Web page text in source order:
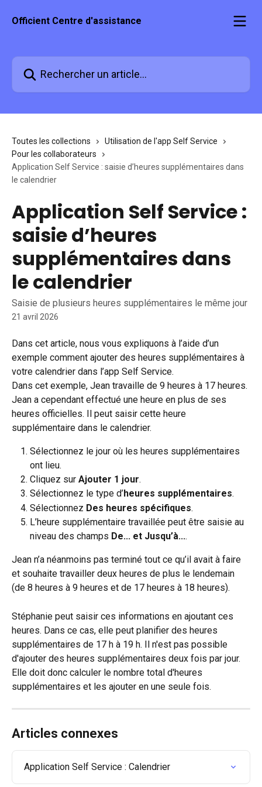
Officient Centre d'assistance
Rechercher un article...
Toutes les collections
Utilisation de l'app Self Service
Pour les collaborateurs
Application Self Service : saisie d’heures supplémentaires dans
le calendrier
Application Self Service :
saisie d’heures
supplémentaires dans
le calendrier
Saisie de plusieurs heures supplémentaires le même jour
21 avril 2026
Dans cet article, nous vous expliquons à l’aide d’un
exemple comment ajouter des heures supplémentaires à
votre calendrier dans l’app Self Service.
Dans cet exemple, Jean travaille de 9 heures à 17 heures.
Jean a cependant effectué une heure en plus de ses
heures officielles. Il peut saisir cette heure
supplémentaire dans le calendrier.
Sélectionnez le jour où les heures supplémentaires
ont lieu.
Cliquez sur Ajouter 1 jour.
Sélectionnez le type d’heures supplémentaires.
Sélectionnez Des heures spécifiques.
L’heure supplémentaire travaillée peut être saisie au
niveau des champs De... et Jusqu’à....
Jean n’a néanmoins pas terminé tout ce qu’il avait à faire
et souhaite travailler deux heures de plus le lendemain
(de 8 heures à 9 heures et de 17 heures à 18 heures).
Stéphanie peut saisir ces informations en ajoutant ces
heures. Dans ce cas, elle peut planifier des heures
supplémentaires de 17 h à 19 h. Il n'est pas possible
d'ajouter des heures supplémentaires deux fois par jour.
Elle doit donc calculer le nombre total d'heures
supplémentaires et les ajouter en une seule fois.
Articles connexes
Application Self Service : Calendrier